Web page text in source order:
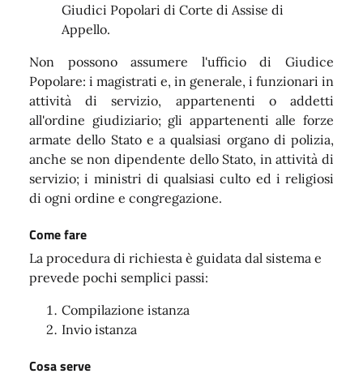
Giudici Popolari di Corte di Assise di
Appello.
Non possono assumere l'ufficio di Giudice
Popolare: i magistrati e, in generale, i funzionari in
attività di servizio, appartenenti o addetti
all'ordine giudiziario; gli appartenenti alle forze
armate dello Stato e a qualsiasi organo di polizia,
anche se non dipendente dello Stato, in attività di
servizio; i ministri di qualsiasi culto ed i religiosi
di ogni ordine e congregazione.
Come fare
La procedura di richiesta è guidata dal sistema e
prevede pochi semplici passi:
Compilazione istanza
Invio istanza
Cosa serve